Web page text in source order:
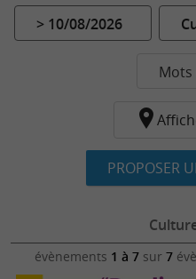
> 10/08/2026
Mots
PROPOSER
évènements 1 à 7sur 7